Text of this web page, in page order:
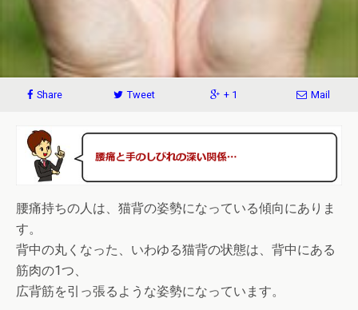
Share Tweet + 1 Mail
腰痛持ちの人は、猫背の姿勢になっている傾向にありま
す。
背中の丸くなった、いわゆる猫背の状態は、背中にある
筋肉の1つ、
広背筋を引っ張るような姿勢になっています。